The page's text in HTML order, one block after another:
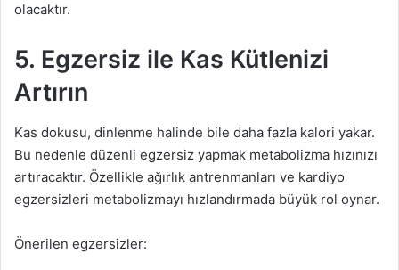
olacaktır.
5. Egzersiz ile Kas Kütlenizi
Artırın
Kas dokusu, dinlenme halinde bile daha fazla kalori yakar.
Bu nedenle düzenli egzersiz yapmak metabolizma hızınızı
artıracaktır. Özellikle ağırlık antrenmanları ve kardiyo
egzersizleri metabolizmayı hızlandırmada büyük rol oynar.
Önerilen egzersizler: